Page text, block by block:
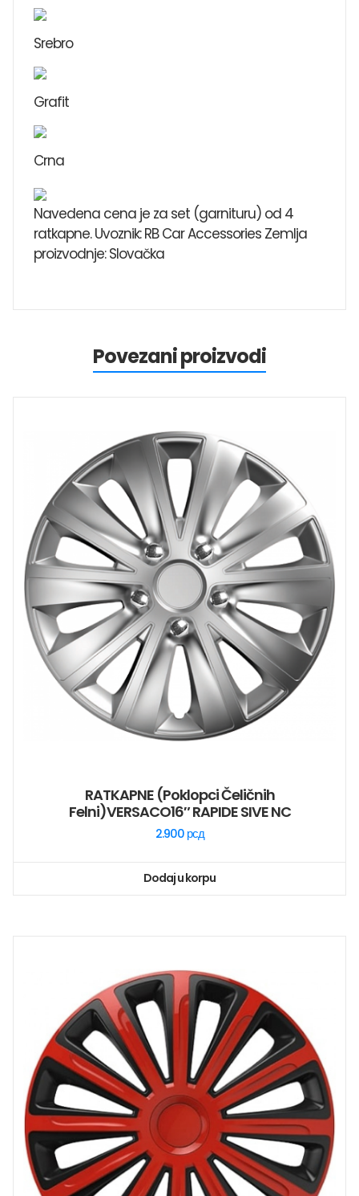
Srebro
Grafit
Crna
Navedena cena je za set (garnituru) od 4
ratkapne. Uvoznik: RB Car Accessories Zemlja
proizvodnje: Slovačka
Povezani proizvodi
RATKAPNE (poklopci Čeličnih
Felni)VERSACO16″ RAPIDE SIVE NC
2.900 рсд
Dodaj u korpu